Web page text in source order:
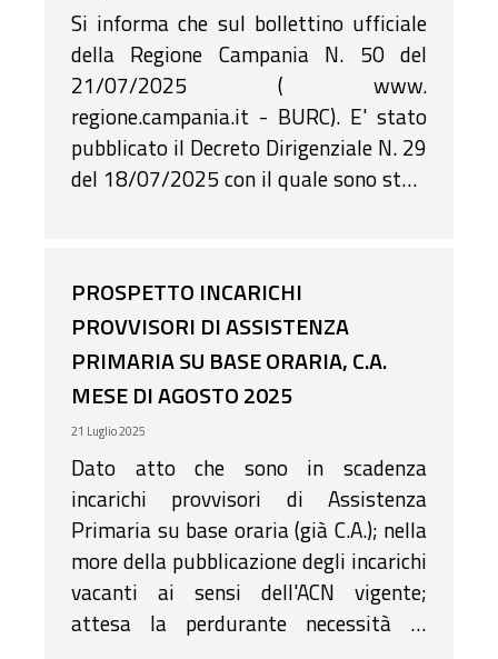
Si informa che sul bollettino ufficiale
della Regione Campania N. 50 del
21/07/2025 ( www.
regione.campania.it - BURC). E' stato
pubblicato il Decreto Dirigenziale N. 29
del 18/07/2025 con il quale sono stati
art. 1 e 18 della legge 68/99.
PROSPETTO INCARICHI
PROVVISORI DI ASSISTENZA
PRIMARIA SU BASE ORARIA, C.A.
MESE DI AGOSTO 2025
21 Luglio 2025
Dato atto che sono in scadenza
incarichi provvisori di Assistenza
Primaria su base oraria (già C.A.); nella
more della pubblicazione degli incarichi
vacanti ai sensi dell'ACN vigente;
attesa la perdurante necessità di